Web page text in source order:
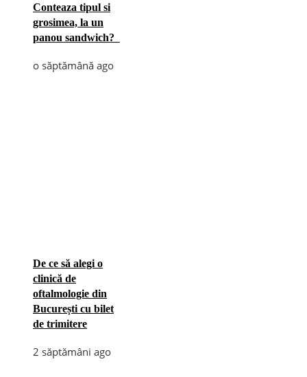
Conteaza tipul si
grosimea, la un
panou sandwich?
o săptămână ago
De ce să alegi o
clinică de
oftalmologie din
București cu bilet
de trimitere
2 săptămâni ago